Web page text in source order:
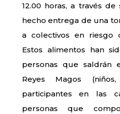
12.00 horas, a través de
hecho entrega de una
a colectivos en riesgo
Estos alimentos han
personas que saldrán
Reyes Magos
participantes en las
personas que